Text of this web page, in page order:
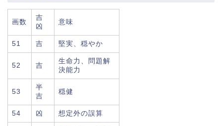
画数
吉
凶
意味
51 吉 堅実、穏やか
52 吉
生命力、問題解
決能力
53
半
吉
穏健
54 凶 想定外の誤算